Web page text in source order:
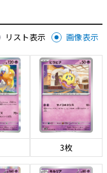
リスト表示 画像表示
3枚